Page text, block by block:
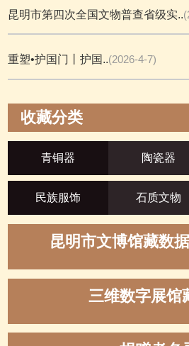
昆明市第四次全国文物普查省级实..
重塑•护国门丨护国..(2026-4-7)
收藏分类
青铜器 陶瓷器
民族服饰 石质文物
昆明市文博馆藏数
三维数字展馆